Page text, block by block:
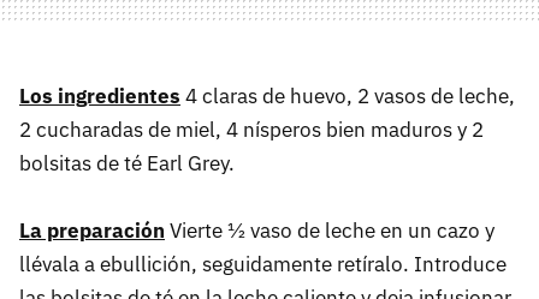
Los ingredientes 4 claras de huevo, 2 vasos de leche,
2 cucharadas de miel, 4 nísperos bien maduros y 2
bolsitas de té Earl Grey.
La preparación Vierte ½ vaso de leche en un cazo y
llévala a ebullición, seguidamente retíralo. Introduce